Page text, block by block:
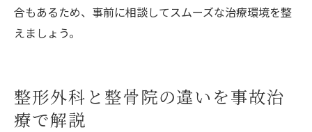
合もあるため、事前に相談してスムーズな治療環境を整
えましょう。
整形外科と整骨院の違いを事故治
療で解説